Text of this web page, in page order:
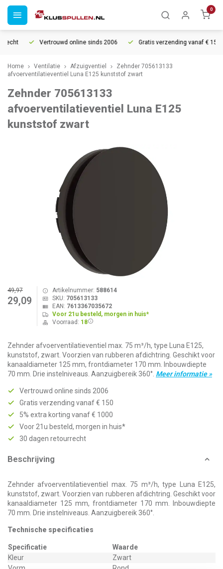
0
Vertrouwd online sinds 2006 Gratis verzending vanaf € 150
Home Ventilatie Afzuigventiel
Zehnder 705613133
afvoerventilatieventiel Luna E125 kunststof zwart
Zehnder 705613133
afvoerventilatieventiel Luna E125
kunststof zwart
49,97
29,09
Artikelnummer: 588614
SKU: 705613133
EAN: 7613367035672
Voor 21u besteld, morgen in huis*
Voorraad: 18
Zehnder afvoerventilatieventiel max. 75 m³/h, type Luna E125,
kunststof, zwart. Voorzien van rubberen afdichtring. Geschikt voor
kanaaldiameter 125 mm, frontdiameter 170 mm. Inbouwdiepte
70 mm. Drie instelniveaus. Aanzuigbereik 360°. Meer informatie »
Vertrouwd online sinds 2006
Gratis verzending vanaf € 150
5% extra korting vanaf € 1000
Voor 21u besteld, morgen in huis*
30 dagen retourrecht
Beschrijving
Zehnder afvoerventilatieventiel max. 75 m³/h, type Luna E125,
kunststof, zwart. Voorzien van rubberen afdichtring. Geschikt voor
kanaaldiameter 125 mm, frontdiameter 170 mm. Inbouwdiepte
70 mm. Drie instelniveaus. Aanzuigbereik 360°.
Technische specificaties
Specificatie
Waarde
Kleur
Zwart